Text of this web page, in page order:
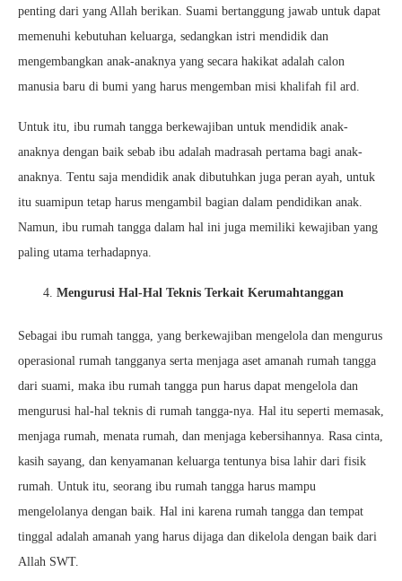
penting dari yang Allah berikan. Suami bertanggung jawab untuk dapat
memenuhi kebutuhan keluarga, sedangkan istri mendidik dan
mengembangkan anak-anaknya yang secara hakikat adalah calon
manusia baru di bumi yang harus mengemban misi khalifah fil ard.
Untuk itu, ibu rumah tangga berkewajiban untuk mendidik anak-
anaknya dengan baik sebab ibu adalah madrasah pertama bagi anak-
anaknya. Tentu saja mendidik anak dibutuhkan juga peran ayah, untuk
itu suamipun tetap harus mengambil bagian dalam pendidikan anak.
Namun, ibu rumah tangga dalam hal ini juga memiliki kewajiban yang
paling utama terhadapnya.
Mengurusi Hal-Hal Teknis Terkait Kerumahtanggan
Sebagai ibu rumah tangga, yang berkewajiban mengelola dan mengurus
operasional rumah tangganya serta menjaga aset amanah rumah tangga
dari suami, maka ibu rumah tangga pun harus dapat mengelola dan
mengurusi hal-hal teknis di rumah tangga-nya. Hal itu seperti memasak,
menjaga rumah, menata rumah, dan menjaga kebersihannya. Rasa cinta,
kasih sayang, dan kenyamanan keluarga tentunya bisa lahir dari fisik
rumah. Untuk itu, seorang ibu rumah tangga harus mampu
mengelolanya dengan baik. Hal ini karena rumah tangga dan tempat
tinggal adalah amanah yang harus dijaga dan dikelola dengan baik dari
Allah SWT.